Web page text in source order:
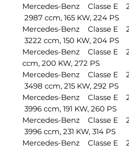
Mercedes-Benz Classe E
2987 ccm, 165 KW, 224 PS
Mercedes-Benz Classe E
3222 ccm, 150 KW, 204 PS
Mercedes-Benz Classe E
ccm, 200 KW, 272 PS
Mercedes-Benz Classe E
3498 ccm, 215 KW, 292 PS
Mercedes-Benz Classe E
3996 ccm, 191 KW, 260 PS
Mercedes-Benz Classe E
3996 ccm, 231 KW, 314 PS
Mercedes-Benz Classe E